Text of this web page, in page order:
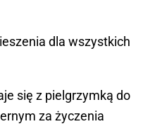
dla wszystkich
się z pielgrzymką do
za życzenia